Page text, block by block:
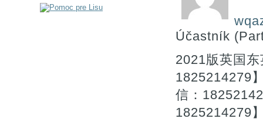
Účastník
2021版英国
1825214279
信：
1825214279